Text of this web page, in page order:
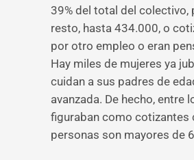
39% del total del colectivo,
resto, hasta 434.000, o
por otro empleo o eran
Hay miles de mujeres ya
cuidan a sus padres de
avanzada. De hecho, entre
figuraban como cotizantes
personas son mayores de